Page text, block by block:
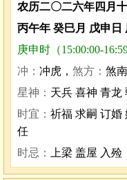
农历二〇二六年四月
丙午年 癸巳月 戊申日
庚申时（15:00:00-
冲： 冲虎， 煞方： 煞南
星神： 天兵 喜神 青龙
时宜： 祈福 求嗣 订婚
任
时忌：
上梁 盖屋 入殓